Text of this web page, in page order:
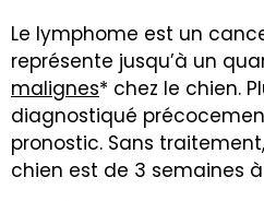
Le lymphome est un
représente jusqu’à un
malignes* chez le chien.
diagnostiqué
pronostic. Sans
chien est de 3 semaines